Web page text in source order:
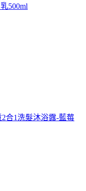
500ml
合1洗髮沐浴露-藍莓